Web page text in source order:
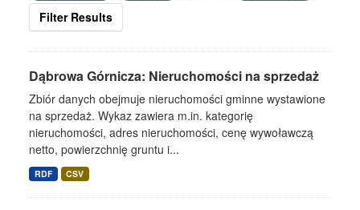
Filter Results
Dąbrowa Górnicza: Nieruchomości na sprzedaż
Zbiór danych obejmuje nieruchomości gminne wystawione
na sprzedaż. Wykaz zawiera m.in. kategorię
nieruchomości, adres nieruchomości, cenę wywoławczą
netto, powierzchnię gruntu i...
RDF CSV